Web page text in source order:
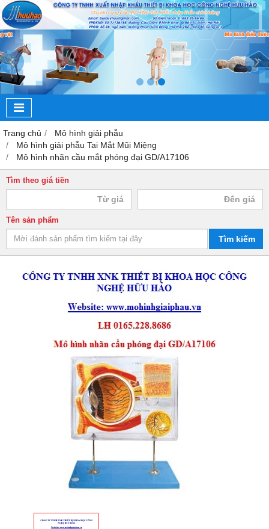
‹ ›
Trang chủ
Mô hình giải phẫu
Mô hình giải phẫu Tai Mắt Mũi Miệng
Mô hình nhãn cầu mắt phóng đại GD/A17106
Tìm theo giá tiền
Tên sản phẩm
Tìm kiếm